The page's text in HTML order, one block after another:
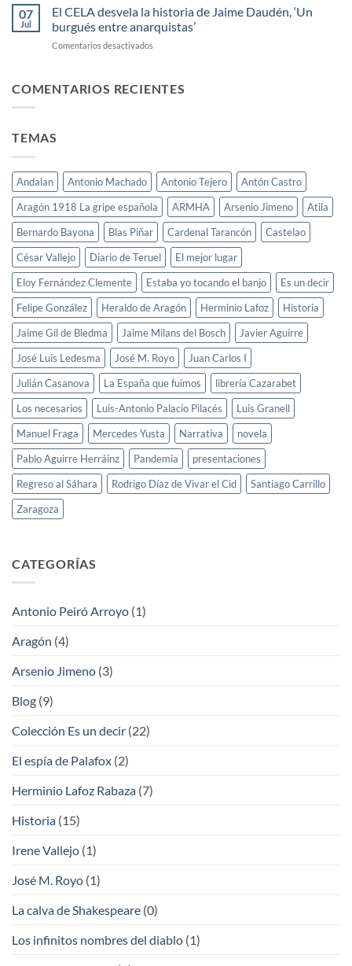
a
Herminio
Lafoz
Rando
dice
en
Alcorisa
viva
mejorar
el
futuro
07
Jul
El CELA desvela la historia de Jaime Daudén, ‘Un
burgués entre anarquistas’
Comentarios desactivados
desvela
burgués
entre
anarquistas’
COMENTARIOS RECIENTES
TEMAS
Andalan Antonio Machado Antonio Tejero
Antón Castro
Aragón 1918 La gripe española
ARMHA Arsenio Jimeno
Atila
Bernardo Bayona
Blas Piñar Cardenal Tarancón
Castelao
César Vallejo
Diario de Teruel
El mejor lugar
Eloy Fernández Clemente
Estaba yo tocando el banjo
Es un decir
Felipe González
Heraldo de Aragón Herminio Lafoz
Historia
Jaime Gil de Biedma
Jaime Milans del Bosch
Javier Aguirre
José Luis Ledesma
José M. Royo
Juan Carlos I
Julián Casanova
La España que fuimos
librería Cazarabet
Los necesarios
Luis-Antonio Palacio Pilacés
Luis Granell
Manuel Fraga
Mercedes Yusta Narrativa
novela
Pablo Aguirre Herráinz
Pandemia
presentaciones
Regreso al Sáhara
Rodrigo Díaz de Vivar el Cid
Santiago Carrillo
Zaragoza
CATEGORÍAS
Antonio Peiró Arroyo (1)
Aragón (4)
Arsenio Jimeno (3)
Blog (9)
Colección Es un decir (22)
El espía de Palafox (2)
Herminio Lafoz Rabaza (7)
Historia (15)
Irene Vallejo (1)
José M. Royo (1)
La calva de Shakespeare (0)
Los infinitos nombres del diablo (1)